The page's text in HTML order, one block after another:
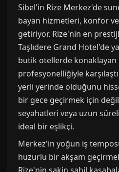
Sibel'in Rize Merkez'de
bayan hizmetleri, konfor
getiriyor. Rize'nin en
Taşlıdere Grand Hotel'de
butik otellerde konaklayan
profesyonelliğiyle
yerli yerinde olduğunu
bir gece geçirmek için
seyahatleri veya uzun
ideal bir eşlikçi.
Merkez'in yoğun iş
huzurlu bir akşam